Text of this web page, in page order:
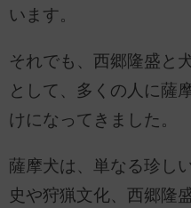
います。
それでも、西郷隆盛と
として、多くの人に薩
けになってきました。
薩摩犬は、単なる珍し
史や狩猟文化、西郷隆